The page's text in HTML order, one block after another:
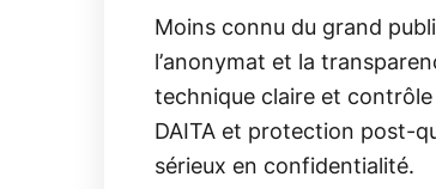
Moins connu du grand
l’anonymat et la
technique claire et
DAITA et protection post-
sérieux en confidentialité.